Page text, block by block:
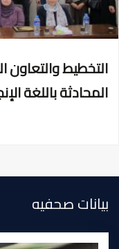
التخطيط والتعاون
المحادثة باللغة
بيانات صحفيه